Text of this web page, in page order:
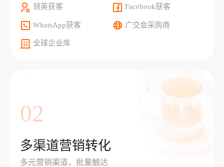
领英获客 Facebook获客
WhatsApp获客 广交会采购商
全球企业库
02
多渠道营销转化
多元营销渠道，批量触达